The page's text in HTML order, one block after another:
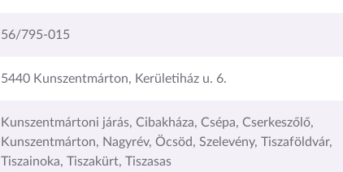
56/795-015
5440 Kunszentmárton, Kerületiház u. 6.
Kunszentmártoni járás, Cibakháza, Csépa, Cserkeszőlő,
Kunszentmárton, Nagyrév, Öcsöd, Szelevény, Tiszaföldvár,
Tiszainoka, Tiszakürt, Tiszasas